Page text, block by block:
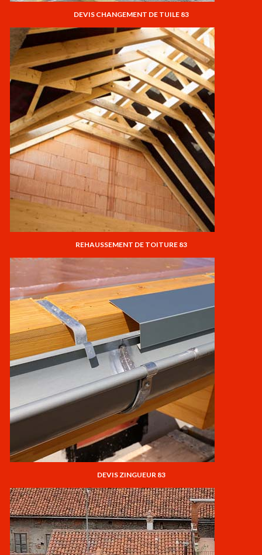
DEVIS CHANGEMENT DE TUILE 83
REHAUSSEMENT DE TOITURE 83
DEVIS ZINGUEUR 83